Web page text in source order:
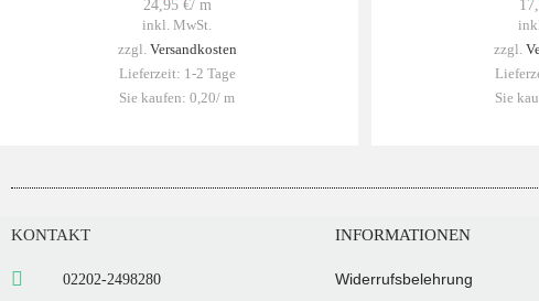
24,95 €/ m
inkl. MwSt.
zzgl. Versandkosten
Lieferzeit: 1-2 Tage
Sie kaufen: 0,20/ m
zzgl.
Sie
KONTAKT
02202-2498280
INFORMATIONEN
Widerrufsbelehrung